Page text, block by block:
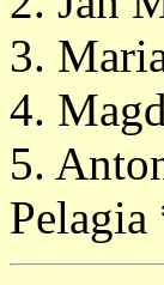
3.
4.
5.